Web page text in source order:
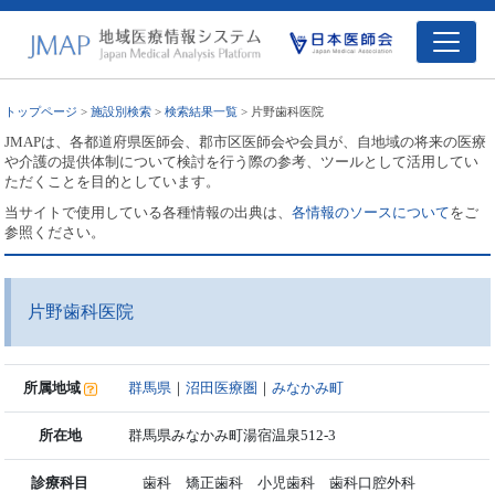
トップページ >施設別検索 >検索結果一覧 > 片野歯科医院
JMAPは、各都道府県医師会、郡市区医師会や会員が、自地域の将来の医療
や介護の提供体制について検討を行う際の参考、ツールとして活用してい
ただくことを目的としています。
当サイトで使用している各種情報の出典は、各情報のソースについてをご
参照ください。
片野歯科医院
所属地域 群馬県 ｜沼田医療圏 ｜みなかみ町
所在地 群馬県みなかみ町湯宿温泉512-3
診療科目 歯科 矯正歯科 小児歯科 歯科口腔外科